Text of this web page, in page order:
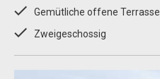
Gemütliche offene Terrasse
Zweigeschossig